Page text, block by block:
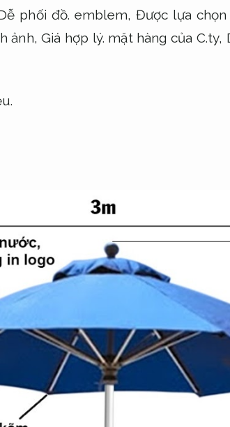
phối đồ. emblem, Được lựa chọn
ảnh,Giá hợp lý. mặt hàng của C.ty,